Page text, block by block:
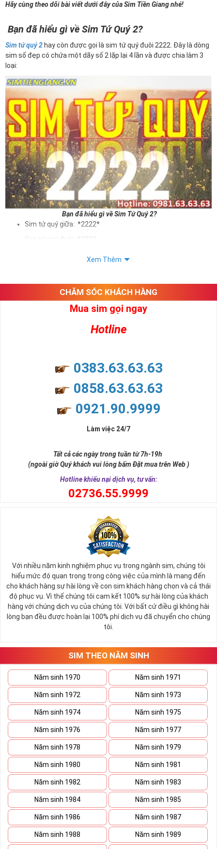
Hãy cùng theo dõi bài viết dưới đây của Sim Tiền Giang nhé!
Bạn đã hiểu gì về Sim Tứ Quý 2?
Sim tứ quý 2 hay còn được gọi là sim tứ quý đuôi 2222. Đây là dòng
sim số đẹp có chứa một dãy số 2 lặp lại 4 lần và được chia làm 3
loại:
Bạn đã hiểu gì về Sim Tứ Quý 2?
Sim tứ quý giữa: *2222*
Sim tứ quý đuôi: *2222
như sự sắp xếp của các con số trong sim.
Ý nghĩa sim tứ quý 2
nhiều thành công, thăng tiến hơn.
và tính hai mặt. Số 2 thúc giục chúng ta lựa chọn, dựa vào những
đời, nơi bạn phải đưa ra những quyết định quan trọng.
Ý nghĩa sim tứ quý 2
Theo quan niệm phong thủy
Số 2 tượng trưng cho sự cân bằng, hài hòa của âm dương và đất
trời. Sự cân bằng này giúp cho mọi việc đều thuận lợi và mang lại
nhiều may mắn trong cuộc sống và kinh doanh.
Số 2 còn biểu trưng cho lòng tốt, sự ổn định và tính hai mặt của
mọi vấn đề. Số 2 giúp cho họ có được sự lựa chọn, để đưa ra
những hướng giải quyết đúng đắn nhắt.
tứ 2 cùng xuất hiện trong một dãy số sim càng giúp cho ý nghĩa
sim tứ quýtăng lên gấp bội. Sở hữu sim Tứ Quý 2 giúp khích lệ tinh
thần người sở hữu là không sợ bất cứ điều gì mà hãy cứ làm thì
mọi điều tốt đẹp và may mắn ắt sẽ đến.
Lợi ích sim Tứ Quý 2 mang lại là gì?
Xem Thêm
CHĂM SÓC KHÁCH HÀNG
Mua sim gọi ngay
Hotline
0383.63.63.63
0858.63.63.63
0921.90.9999
Làm việc 24/7
Tất cả các ngày trong tuần từ 7h-19h
(ngoài giờ Quý khách vui lòng bấm Đặt mua trên Web )
Hotline khiếu nại dịch vụ, tư vấn:
02736.55.9999
Với nhiều năm kinh nghiệm phục vụ trong ngành sim, chúng tôi
hiểu mức độ quan trọng trong công việc của mình là mang đến
cho khách hàng sự hài lòng về con sim khách hàng chọn và cả thái
độ phục vụ. Vì thế chúng tôi cam kết 100% sự hài lòng của khách
hàng với chúng dịch vụ của chúng tôi. Với bất cứ điều gì không hài
lòng bạn đều được hoàn lại 100% phí dịch vụ đã chuyển cho chúng
tôi.
SIM THEO NĂM SINH
Năm sinh 1970 Năm sinh 1971
Năm sinh 1972 Năm sinh 1973
Năm sinh 1974 Năm sinh 1975
Năm sinh 1976 Năm sinh 1977
Năm sinh 1978 Năm sinh 1979
Năm sinh 1980 Năm sinh 1981
Năm sinh 1982 Năm sinh 1983
Năm sinh 1984 Năm sinh 1985
Năm sinh 1986 Năm sinh 1987
Năm sinh 1988 Năm sinh 1989